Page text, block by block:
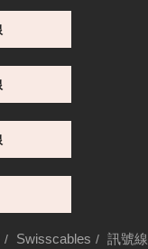
Swisscables 訊號線